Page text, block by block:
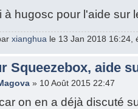
à hugosc pour l'aide sur
xianghua le 13 Jan 2018 16:24,
Squeezebox, aide
» 10 Août 2015 22:47
on en a déjà discuté